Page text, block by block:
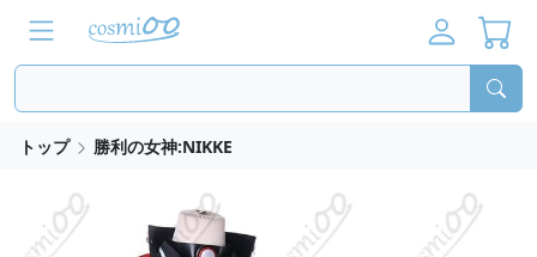
トップ 勝利の女神:NIKKE